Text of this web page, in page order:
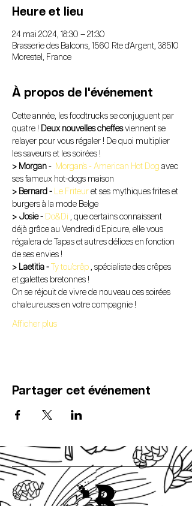
Heure et lieu
24 mai 2024, 18:30 – 21:30
Brasserie des Balcons, 1560 Rte d'Argent, 38510
Morestel, France
À propos de l'événement
Cette année, les foodtrucks se conjuguent par
quatre ! Deux nouvelles cheffes viennent se
relayer pour vous régaler ! De quoi multiplier
les saveurs et les soirées !
> Morgan - Morgan's - American Hot Dog avec
ses fameux hot-dogs maison
> Bernard - Le Friteur et ses mythiques frites et
burgers à la mode Belge
> Josie - Do&Di , que certains connaissent
déjà grâce au Vendredi d'Epicure, elle vous
régalera de Tapas et autres délices en fonction
de ses envies !
> Laetitia -
Ty tou'crêp , spécialiste des crêpes
et galettes bretonnes !
On se réjouit de vivre de nouveau ces soirées
chaleureuses en votre compagnie !
Afficher plus
Partager cet événement